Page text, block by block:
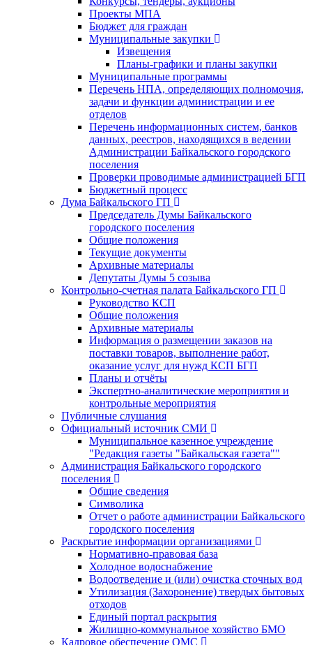
Проекты МПА
Бюджет для граждан
Муниципальные закупки
Извещения
Планы-графики и планы закупки
Муниципальные программы
Перечень НПА, определяющих полномочия,
задачи и функции администрации и ее
отделов
Перечень информационных систем, банков
данных, реестров, находящихся в ведении
Администрации Байкальского городского
поселения
Проверки проводимые администрацией БГП
Бюджетный процесс
Дума Байкальского ГП
Председатель Думы Байкальского
городского поселения
Общие положения
Текущие документы
Архивные материалы
Депутаты Думы 5 созыва
Контрольно-счетная палата Байкальского ГП
Руководство КСП
Общие положения
Архивные материалы
Информация о размещении заказов на
поставки товаров, выполнение работ,
оказание услуг для нужд КСП БГП
Планы и отчёты
Экспертно-аналитические мероприятия и
контрольные мероприятия
Публичные слушания
Официальный источник СМИ
Муниципальное казенное учреждение
"Редакция газеты "Байкальская газета""
Администрация Байкальского городского
поселения
Общие сведения
Символика
Отчет о работе администрации Байкальского
городского поселения
Раскрытие информации организациями
Нормативно-правовая база
Холодное водоснабжение
Водоотведение и (или) очистка сточных вод
Утилизация (Захоронение) твердых бытовых
отходов
Единый портал раскрытия
Жилищно-коммунальное хозяйство БМО
Кадровое обеспечение ОМС